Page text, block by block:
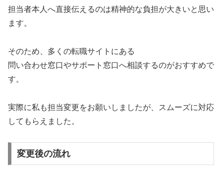
担当者本人へ直接伝えるのは精神的な負担が大きいと思い
ます。
そのため、多くの転職サイトにある
問い合わせ窓口やサポート窓口へ相談するのがおすすめで
す。
実際に私も担当変更をお願いしましたが、スムーズに対応
してもらえました。
変更後の流れ